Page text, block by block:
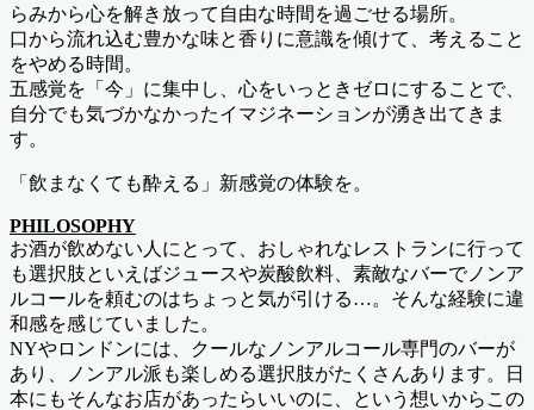
らみから心を解き放って自由な時間を過ごせる場所。
口から流れ込む豊かな味と香りに意識を傾けて、考えること
をやめる時間。
五感覚を「今」に集中し、心をいっときゼロにすることで、
自分でも気づかなかったイマジネーションが湧き出てきま
す。
「飲まなくても酔える」新感覚の体験を。
PHILOSOPHY
お酒が飲めない人にとって、おしゃれなレストランに行って
も選択肢といえばジュースや炭酸飲料、素敵なバーでノンア
ルコールを頼むのはちょっと気が引ける…。そんな経験に違
和感を感じていました。
NYやロンドンには、クールなノンアルコール専門のバーが
あり、ノンアル派も楽しめる選択肢がたくさんあります。日
本にもそんなお店があったらいいのに、という想いからこの